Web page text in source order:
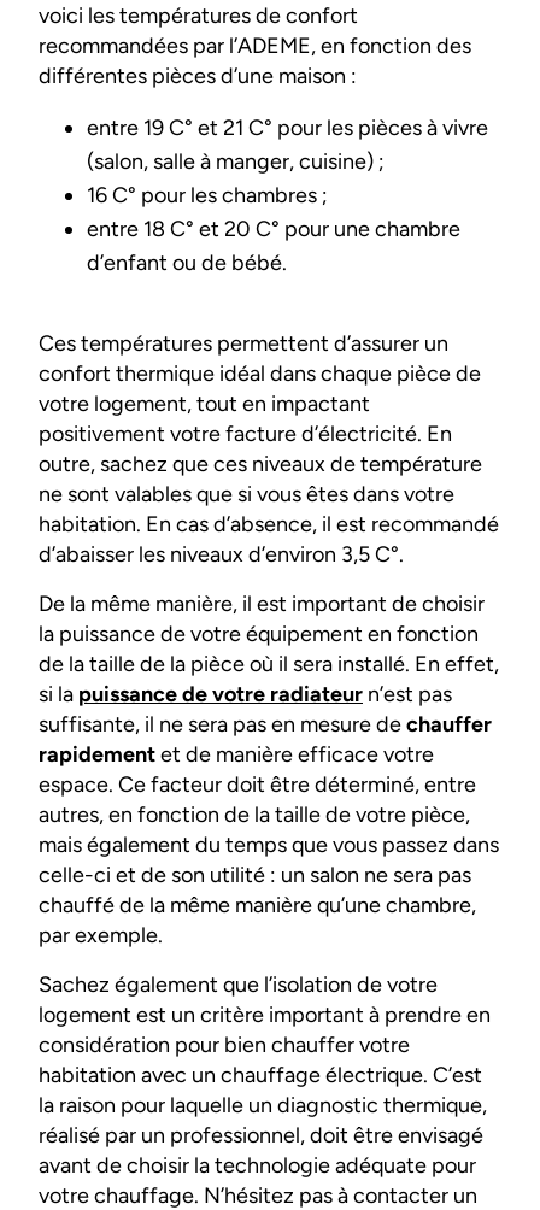
voici les températures de confort
recommandées par l’ADEME, en fonction des
différentes pièces d’une maison :
entre 19 C° et 21 C° pour les pièces à vivre
(salon, salle à manger, cuisine) ;
16 C° pour les chambres ;
entre 18 C° et 20 C° pour une chambre
d’enfant ou de bébé.
Ces températures permettent d’assurer un
confort thermique idéal dans chaque pièce de
votre logement, tout en impactant
positivement votre facture d’électricité. En
outre, sachez que ces niveaux de température
ne sont valables que si vous êtes dans votre
habitation. En cas d’absence, il est recommandé
d’abaisser les niveaux d’environ 3,5 C°.
De la même manière, il est important de choisir
la puissance de votre équipement en fonction
de la taille de la pièce où il sera installé. En effet,
si la puissance de votre radiateur n’est pas
suffisante, il ne sera pas en mesure dechauffer
rapidementet de manière efficace votre
espace. Ce facteur doit être déterminé, entre
autres, en fonction de la taille de votre pièce,
mais également du temps que vous passez dans
celle-ci et de son utilité : un salon ne sera pas
chauffé de la même manière qu’une chambre,
par exemple.
Sachez également que l’isolation de votre
logement est un critère important à prendre en
considération pour bien chauffer votre
habitation avec un chauffage électrique. C’est
la raison pour laquelle un diagnostic thermique,
réalisé par un professionnel, doit être envisagé
avant de choisir la technologie adéquate pour
votre chauffage. N’hésitez pas à contacter un